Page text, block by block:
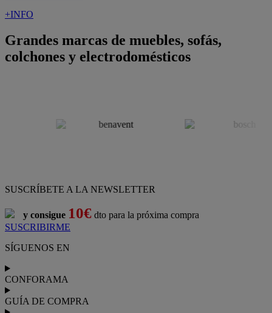
+INFO
Grandes marcas de muebles, sofás,
colchones y electrodomésticos
SUSCRÍBETE A LA NEWSLETTER
y consigue 10€ dto para la próxima compra
SUSCRIBIRME
SÍGUENOS EN
CONFORAMA
GUÍA DE COMPRA